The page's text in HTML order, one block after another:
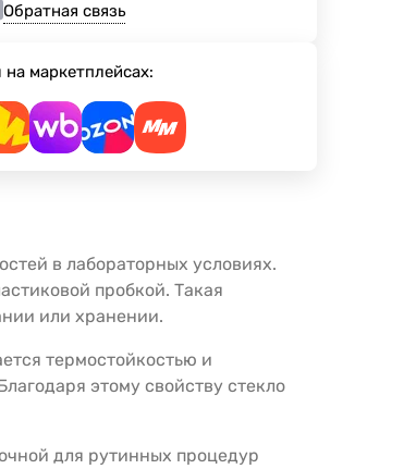
Обратная связь
маркетплейсах:
в лабораторных условиях.
пробкой. Такая
или хранении.
термостойкостью и
этому свойству стекло
для рутинных процедур